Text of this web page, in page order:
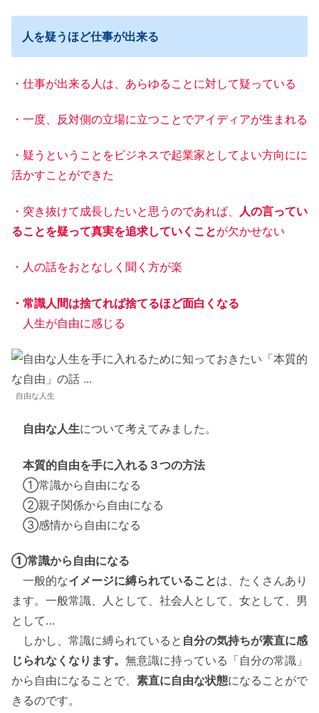
人を疑うほど仕事が出来る
・仕事が出来る人は、あらゆることに対して疑っている
・一度、反対側の立場に立つことでアイディアが生まれる
・疑うということをビジネスで起業家としてよい方向にに
活かすことができた
・突き抜けて成長したいと思うのであれば、
人の言ってい
ることを疑って真実を追求していくことが欠かせない
・人の話をおとなしく聞く方が楽
・常識人間は捨てれば捨てるほど面白くなる
人生が自由に感じる
自由な人生
自由な人生について考えてみました。
本質的自由を手に入れる３つの方法
①常識から自由になる
②親子関係から自由になる
③感情から自由になる
①常識から自由になる
一般的なイメージに縛られていることは、たくさんあり
ます。一般常識、人として、社会人として、女として、男
として…
しかし、常識に縛られていると 自分の気持ちが素直に感
じられなくなります。 無意識に持っている「自分の常識」
から自由になることで、 素直に自由な状態になることがで
きるのです。